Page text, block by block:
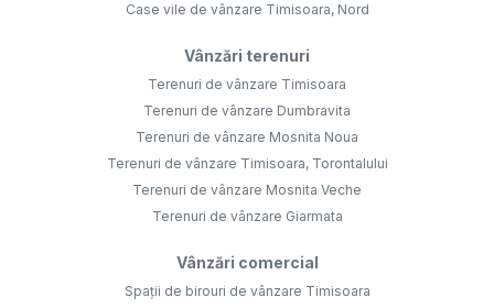
Case vile de vânzare Timisoara, Nord
Vânzări terenuri
Terenuri de vânzare Timisoara
Terenuri de vânzare Dumbravita
Terenuri de vânzare Mosnita Noua
Terenuri de vânzare Timisoara, Torontalului
Terenuri de vânzare Mosnita Veche
Terenuri de vânzare Giarmata
Vânzări comercial
Spații de birouri de vânzare Timisoara